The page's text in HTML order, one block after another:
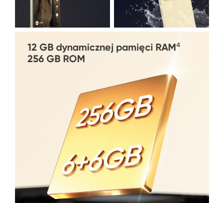
12 GB dynamicznej pamięci RAM⁴
256 GB ROM